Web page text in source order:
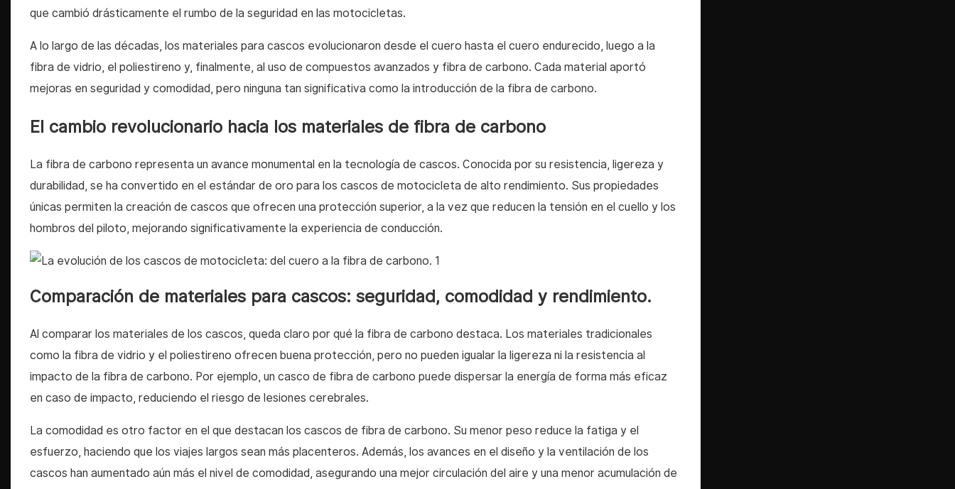
que cambió drásticamente el rumbo de la seguridad en las motocicletas.
A lo largo de las décadas, los materiales para cascos evolucionaron desde el cuero hasta el cuero endurecido, luego a la
fibra de vidrio, el poliestireno y, finalmente, al uso de compuestos avanzados y fibra de carbono. Cada material aportó
mejoras en seguridad y comodidad, pero ninguna tan significativa como la introducción de la fibra de carbono.
El cambio revolucionario hacia los materiales de fibra de carbono
La fibra de carbono representa un avance monumental en la tecnología de cascos. Conocida por su resistencia, ligereza y
durabilidad, se ha convertido en el estándar de oro para los cascos de motocicleta de alto rendimiento. Sus propiedades
únicas permiten la creación de cascos que ofrecen una protección superior, a la vez que reducen la tensión en el cuello y los
hombros del piloto, mejorando significativamente la experiencia de conducción.
Comparación de materiales para cascos: seguridad, comodidad y rendimiento.
Al comparar los materiales de los cascos, queda claro por qué la fibra de carbono destaca. Los materiales tradicionales
como la fibra de vidrio y el poliestireno ofrecen buena protección, pero no pueden igualar la ligereza ni la resistencia al
impacto de la fibra de carbono. Por ejemplo, un casco de fibra de carbono puede dispersar la energía de forma más eficaz
en caso de impacto, reduciendo el riesgo de lesiones cerebrales.
La comodidad es otro factor en el que destacan los cascos de fibra de carbono. Su menor peso reduce la fatiga y el
esfuerzo, haciendo que los viajes largos sean más placenteros. Además, los avances en el diseño y la ventilación de los
cascos han aumentado aún más el nivel de comodidad, asegurando una mejor circulación del aire y una menor acumulación de